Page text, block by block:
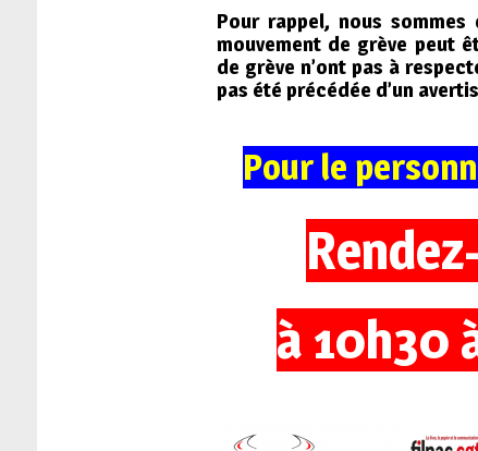
Pour rappel, nous
mouvement de grève peut
de grève n’ont pas à
pas été précédée d’un
Pour le
à 10h30